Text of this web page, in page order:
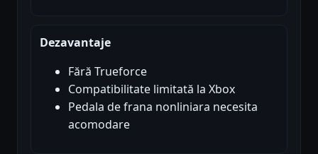
Dezavantaje
Fără Trueforce
Compatibilitate limitată la Xbox
Pedala de frana nonliniara necesita
acomodare